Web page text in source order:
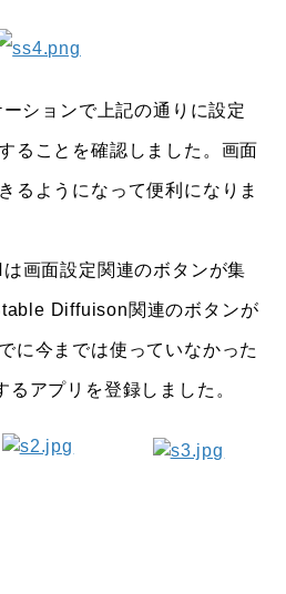
ションで上記の通りに設定
ることを確認しました。画面
るようになって便利になりま
画面設定関連のボタンが集
Diffuison関連のボタンが
に今までは使っていなかった
アプリを登録しました。